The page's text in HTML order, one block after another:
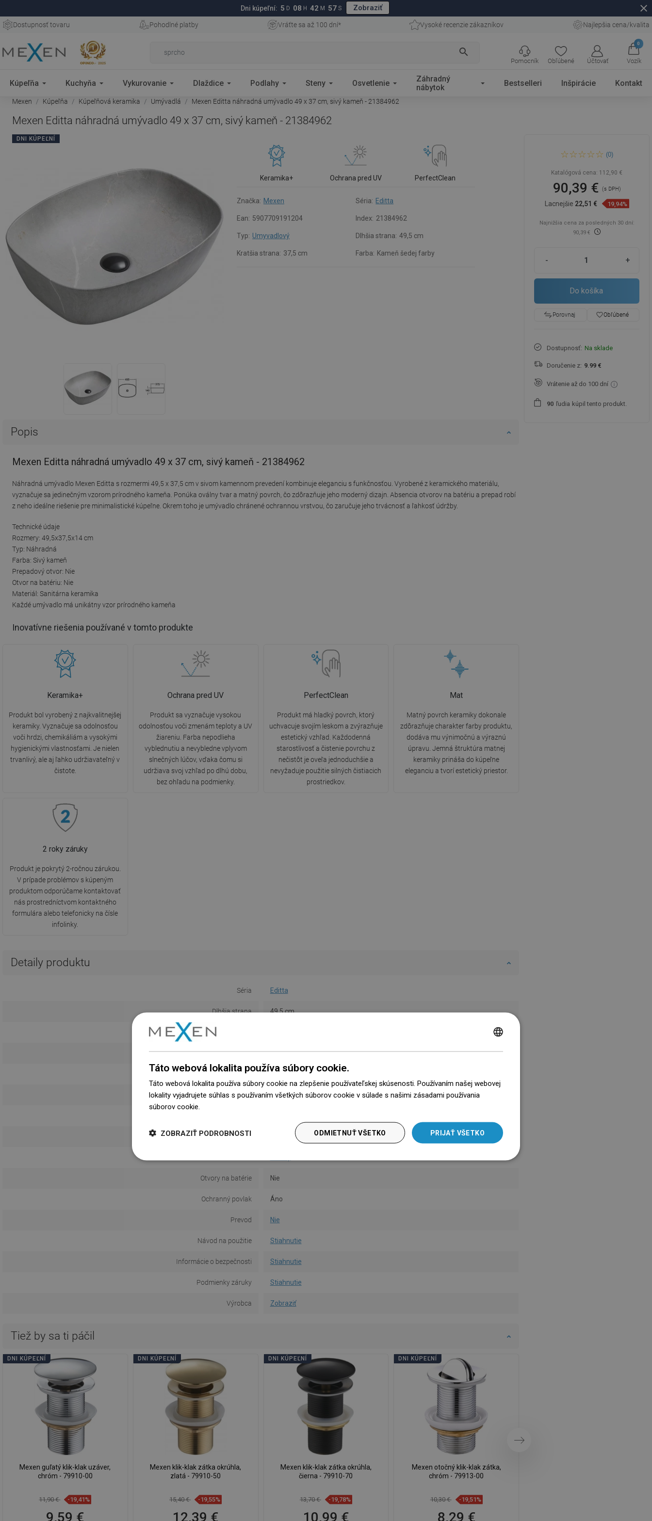
Dni kúpeľní: 5 D 08 H 42 M 56 S Zobraziť close
Dostupnosť tovaru Pohodlné platby Vráťte sa až 100 dní* Vysoké recenzie zákazníkov Najlepšia cena/kvalita
search
Obľúbené Účtovať
0
Vozík
Pomocník
Kúpeľňa Kuchyňa Vykurovanie Dlaždice Podlahy Steny Osvetlenie
Záhradný
nábytok
Bestselleri Inšpirácie Kontakt
Mexen Kúpeľňa Kúpeľňová keramika Umývadlá Mexen Editta náhradná umývadlo 49 x 37 cm, sivý kameň - 21384962
Mexen Editta náhradná umývadlo 49 x 37 cm, sivý kameň - 21384962
DNI KÚPEĽNÍ
Keramika+ Ochrana pred UV PerfectClean
Značka: Mexen Séria: Editta
Ean: 5907709191204 Index: 21384962
Typ: Umyvadlový Dlhšia strana: 49,5 cm
Kratšia strana: 37,5 cm Farba: Kameň šedej farby
Popis
Mexen Editta náhradná umývadlo 49 x 37 cm, sivý kameň - 21384962
Náhradná umývadlo Mexen Editta s rozmermi 49,5 x 37,5 cm v sivom kamennom prevedení kombinuje eleganciu s funkčnosťou. Vyrobené z keramického materiálu,
vyznačuje sa jedinečným vzorom prírodného kameňa. Ponúka oválny tvar a matný povrch, čo zdôrazňuje jeho moderný dizajn. Absencia otvorov na batériu a prepad robí
z neho ideálne riešenie pre minimalistické kúpeľne. Okrem toho je umývadlo chránené ochrannou vrstvou, čo zaručuje jeho trvácnosť a ľahkosť údržby.
Technické údaje
Rozmery: 49,5x37,5x14 cm
Typ: Náhradná
Farba: Sivý kameň
Prepadový otvor: Nie
Otvor na batériu: Nie
Materiál: Sanitárna keramika
Každé umývadlo má unikátny vzor prírodného kameňa
Inovatívne riešenia používané v tomto produkte
Keramika+
Produkt bol vyrobený z najkvalitnejšej
keramiky. Vyznačuje sa odolnosťou
voči hrdzi, chemikáliám a vysokými
hygienickými vlastnosťami. Je nielen
trvanlivý, ale aj ľahko udržiavateľný v
čistote.
Ochrana pred UV
Produkt sa vyznačuje vysokou
odolnosťou voči zmenám teploty a UV
žiareniu. Farba nepodlieha
vyblednutiu a nevybledne vplyvom
slnečných lúčov, vďaka čomu si
udržiava svoj vzhľad po dlhú dobu,
bez ohľadu na podmienky.
PerfectClean
Produkt má hladký povrch, ktorý
uchvacuje svojím leskom a zvýrazňuje
estetický vzhľad. Každodenná
starostlivosť a čistenie povrchu z
nečistôt je oveľa jednoduchšie a
nevyžaduje použitie silných čistiacich
prostriedkov.
Mat
Matný povrch keramiky dokonale
zdôrazňuje charakter farby produktu,
dodáva mu výnimočnú a výraznú
úpravu. Jemná štruktúra matnej
keramiky prináša do kúpeľne
eleganciu a tvorí estetický priestor.
2 roky záruky
Produkt je pokrytý 2-ročnou zárukou.
V prípade problémov s kúpeným
produktom odporúčame kontaktovať
nás prostredníctvom kontaktného
formulára alebo telefonicky na čísle
infolinky.
Detaily produktu
Séria Editta
Dlhšia strana 49,5 cm
Kratšia strana
Výška 14 cm
Farba Kameň šedej farby
Povrch Matný
Typ Umyvadlový
Otvory na batérie Nie
Ochranný povlak Áno
Prevod Nie
Návod na použitie Stiahnutie
Informácie o bezpečnosti Stiahnutie
Podmienky záruky Stiahnutie
Výrobca Zobraziť
Tiež by sa ti páčil
DNI KÚPEĽNÍ
Mexen guľatý klik-klak uzáver,
chróm - 79910-00
11,90 € -19,41%
9,59 €
DNI KÚPEĽNÍ
Mexen klik-klak zátka okrúhla,
zlatá - 79910-50
15,40 € -19,55%
12,39 €
DNI KÚPEĽNÍ
Mexen klik-klak zátka okrúhla,
čierna - 79910-70
13,70 € -19,78%
10,99 €
DNI KÚPEĽNÍ
Mexen otočný klik-klak zátka,
chróm - 79913-00
10,30 € -19,51%
8,29 €
Ďalej
umývadlo 49 x 37 cm, sivý
(0)
Katalógová cena: 112,90 €
90,39 € (s DPH)
Lacnejšie 22,51 € 19,94%
Najnižšia cena za posledných 30 dní:
90,39 €
- +
Do košíka
Porovnaj favorite_borderObľúbené
Dostupnosť: Na sklade
Doručenie z: 9.99 €
Vrátenie až do 100 dní
90 ľudia kúpil tento produkt.
LITHUANIAN
ROMANIAN
Táto webová lokalita používa súbory cookie.
Táto webová lokalita používa súbory cookie na zlepšenie používateľskej skúsenosti. Používaním našej webovej
lokality vyjadrujete súhlas s používaním všetkých súborov cookie v súlade s našimi zásadami používania
súborov cookie.
PRIJAŤ VŠETKO
ODMIETNUŤ VŠETKO
ZOBRAZIŤ PODROBNOSTI